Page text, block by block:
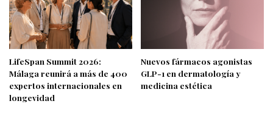
LifeSpan Summit 2026:
Málaga reunirá a más de 400
expertos internacionales en
longevidad
Nuevos fármacos agonistas
GLP-1 en dermatología y
medicina estética